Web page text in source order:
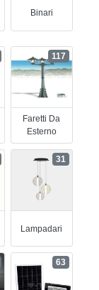
Binari
Faretti Da
Esterno
117
Lampadari
31
63